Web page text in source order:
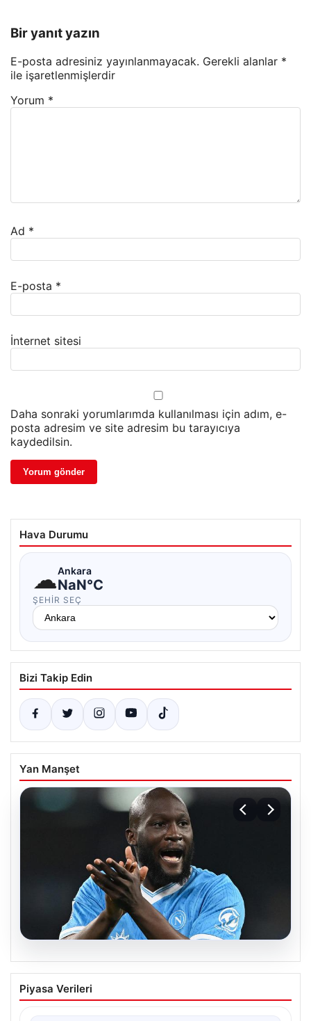
Bir yanıt yazın
E-posta adresiniz yayınlanmayacak. Gerekli alanlar *
ile işaretlenmişlerdir
Yorum *
Ad *
E-posta *
İnternet sitesi
Daha sonraki yorumlarımda kullanılması için adım, e-
posta adresim ve site adresim bu tarayıcıya
kaydedilsin.
Hava Durumu
☁Ankara
NaN°C
ŞEHIR SEÇ
Bizi Takip Edin
Yan Manşet
08.08.2026
Fenerbahçe, Lukaku transferini
bitiriyor! Defansların korkulu rüyası
Piyasa Verileri